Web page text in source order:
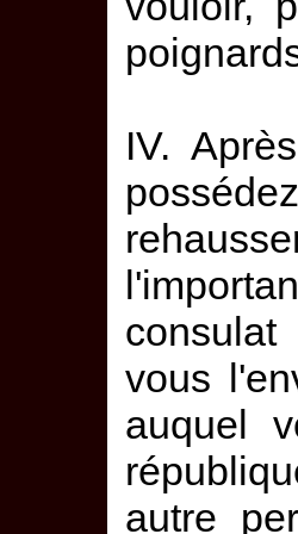
IV.
vous
auquel
autre